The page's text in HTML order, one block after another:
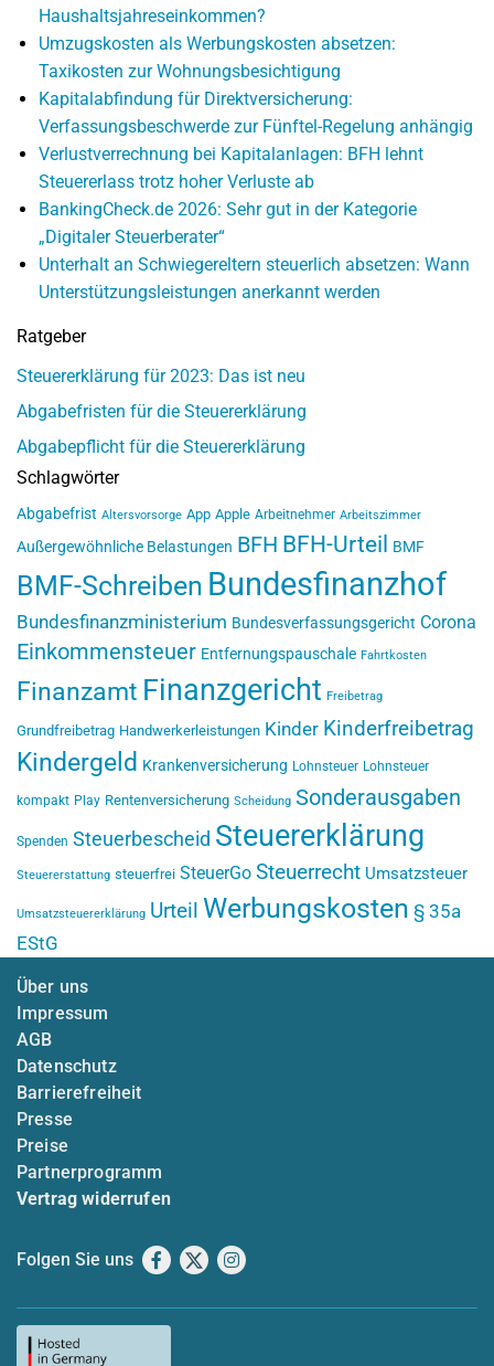
Haushaltsjahreseinkommen?
Umzugskosten als Werbungskosten absetzen:
Taxikosten zur Wohnungsbesichtigung
Kapitalabfindung für Direktversicherung:
Verfassungsbeschwerde zur Fünftel-Regelung anhängig
Verlustverrechnung bei Kapitalanlagen: BFH lehnt
Steuererlass trotz hoher Verluste ab
BankingCheck.de 2026: Sehr gut in der Kategorie
„Digitaler Steuerberater“
Unterhalt an Schwiegereltern steuerlich absetzen: Wann
Unterstützungsleistungen anerkannt werden
Ratgeber
Steuererklärung für 2023: Das ist neu
Abgabefristen für die Steuererklärung
Abgabepflicht für die Steuererklärung
Schlagwörter
Abgabefrist Altersvorsorge App Apple Arbeitnehmer Arbeitszimmer
Außergewöhnliche Belastungen BFH BFH-Urteil BMF
BMF-Schreiben Bundesfinanzhof
Bundesfinanzministerium Bundesverfassungsgericht Corona
Einkommensteuer Entfernungspauschale Fahrtkosten
Finanzamt Finanzgericht Freibetrag
Grundfreibetrag Handwerkerleistungen Kinder Kinderfreibetrag
Kindergeld Krankenversicherung Lohnsteuer Lohnsteuer
kompakt Play Rentenversicherung Scheidung Sonderausgaben
Spenden Steuerbescheid Steuererklärung
Steuererstattung steuerfrei SteuerGo Steuerrecht Umsatzsteuer
Umsatzsteuererklärung Urteil Werbungskosten § 35a
EStG
Über uns
Impressum
AGB
Datenschutz
Barrierefreiheit
Presse
Preise
Partnerprogramm
Vertrag widerrufen
Folgen Sie uns Facebook
X Instagram